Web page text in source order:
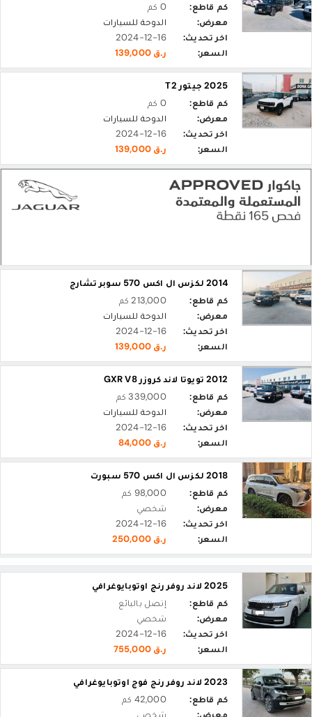
كم قاطع:
0 كم
معرض:
الدوحة للسيارات
اخر تحديث:
2024-12-16
السعر:
ر.ق 139,000
2025 جيتور T2
كم قاطع:
0 كم
معرض:
الدوحة للسيارات
اخر تحديث:
2024-12-16
السعر:
ر.ق 139,000
2014 لكزس ال اكس 570 سوبر تشارج
كم قاطع:
213,000 كم
معرض:
الدوحة للسيارات
اخر تحديث:
2024-12-16
السعر:
ر.ق 139,000
2012 تويوتا لاند كروزر GXR V8
كم قاطع:
339,000 كم
معرض:
الدوحة للسيارات
اخر تحديث:
2024-12-16
السعر:
ر.ق 84,000
2018 لكزس ال اكس 570 سبورت
كم قاطع:
98,000 كم
معرض:
شخصي
اخر تحديث:
2024-12-16
السعر:
ر.ق 250,000
2025 لاند روفر رنج اوتوبايوغرافي
كم قاطع:
إتصل بالبائع
معرض:
شخصي
اخر تحديث:
2024-12-16
السعر:
ر.ق 755,000
2023 لاند روفر رنج فوج اوتوبايوغرافي
كم قاطع:
42,000 كم